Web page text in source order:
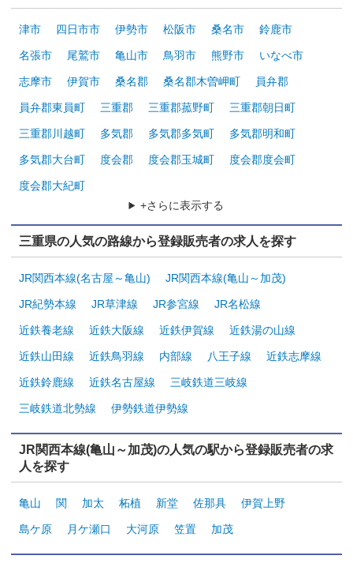
津市 四日市市 伊勢市 松阪市 桑名市 鈴鹿市
名張市 尾鷲市 亀山市 鳥羽市 熊野市 いなべ市
志摩市 伊賀市 桑名郡 桑名郡木曽岬町 員弁郡
員弁郡東員町 三重郡 三重郡菰野町 三重郡朝日町
三重郡川越町 多気郡 多気郡多気町 多気郡明和町
多気郡大台町 度会郡 度会郡玉城町 度会郡度会町
度会郡大紀町
+さらに表示する
三重県の人気の路線から登録販売者の求人を探す
JR関西本線(名古屋～亀山) JR関西本線(亀山～加茂)
JR紀勢本線 JR草津線 JR参宮線 JR名松線
近鉄養老線 近鉄大阪線 近鉄伊賀線 近鉄湯の山線
近鉄山田線 近鉄鳥羽線 内部線 八王子線 近鉄志摩線
近鉄鈴鹿線 近鉄名古屋線 三岐鉄道三岐線
三岐鉄道北勢線 伊勢鉄道伊勢線
JR関西本線(亀山～加茂)の人気の駅から登録販売者の求
人を探す
亀山 関 加太 柘植 新堂 佐那具 伊賀上野
島ケ原 月ケ瀬口 大河原 笠置 加茂